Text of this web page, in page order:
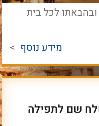
לכל בית
מידע נוסף >
שם לתפילה